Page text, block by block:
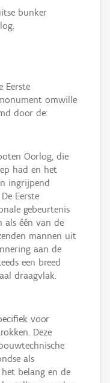
bunker
Eerste
omwille
door de:
Oorlog, die
had en het
ingrijpend
Eerste
gebeurtenis
als één van de
mannen uit
aan de
een breed
draagvlak.
voor
Deze
als
belang en de